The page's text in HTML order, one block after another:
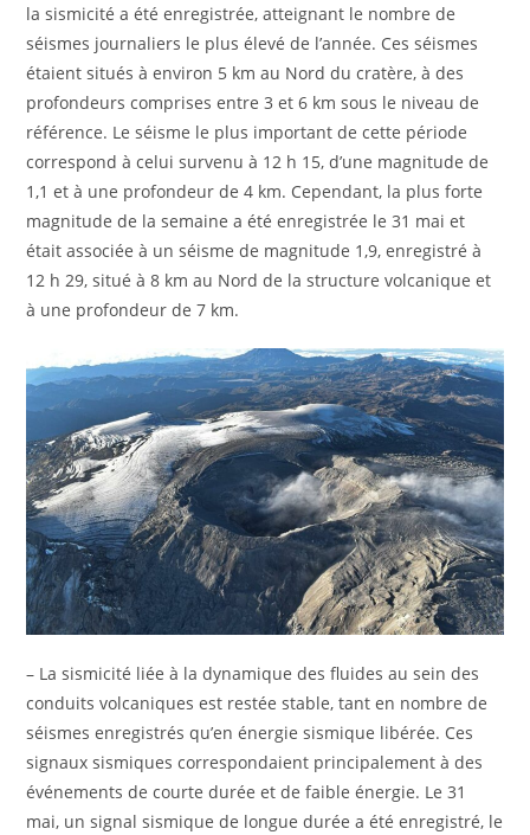
la sismicité a été enregistrée, atteignant le nombre de
séismes journaliers le plus élevé de l’année. Ces séismes
étaient situés à environ 5 km au Nord du cratère, à des
profondeurs comprises entre 3 et 6 km sous le niveau de
référence. Le séisme le plus important de cette période
correspond à celui survenu à 12 h 15, d’une magnitude de
1,1 et à une profondeur de 4 km. Cependant, la plus forte
magnitude de la semaine a été enregistrée le 31 mai et
était associée à un séisme de magnitude 1,9, enregistré à
12 h 29, situé à 8 km au Nord de la structure volcanique et
à une profondeur de 7 km.
– La sismicité liée à la dynamique des fluides au sein des
conduits volcaniques est restée stable, tant en nombre de
séismes enregistrés qu’en énergie sismique libérée. Ces
signaux sismiques correspondaient principalement à des
événements de courte durée et de faible énergie. Le 31
mai, un signal sismique de longue durée a été enregistré, le